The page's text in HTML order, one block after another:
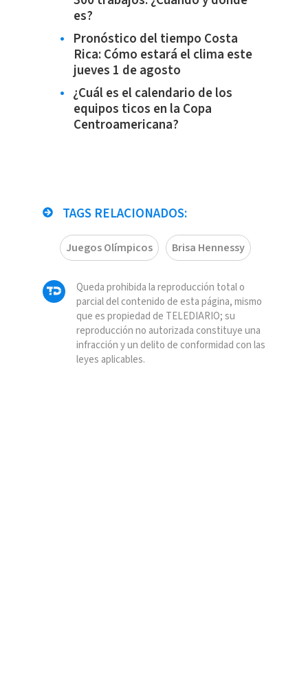
es?
Pronóstico del tiempo Costa
Rica: Cómo estará el clima este
jueves 1 de agosto
¿Cuál es el calendario de los
equipos ticos en la Copa
Centroamericana?
TAGS RELACIONADOS:
Juegos Olímpicos Brisa Hennessy
Queda prohibida la reproducción total o
parcial del contenido de esta página, mismo
que es propiedad de TELEDIARIO; su
reproducción no autorizada constituye una
infracción y un delito de conformidad con las
leyes aplicables.